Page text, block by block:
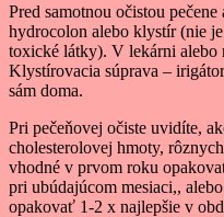
Pred samotnou očistou
hydrocolon alebo klystír (nie
toxické látky). V lekárni alebo
Klystírovacia súprava –
sám doma.
Pri pečeňovej očiste uvidíte,
cholesterolovej hmoty,
vhodné v prvom roku
pri ubúdajúcom mesiaci,,
opakovať 1-2 x najlepšie v